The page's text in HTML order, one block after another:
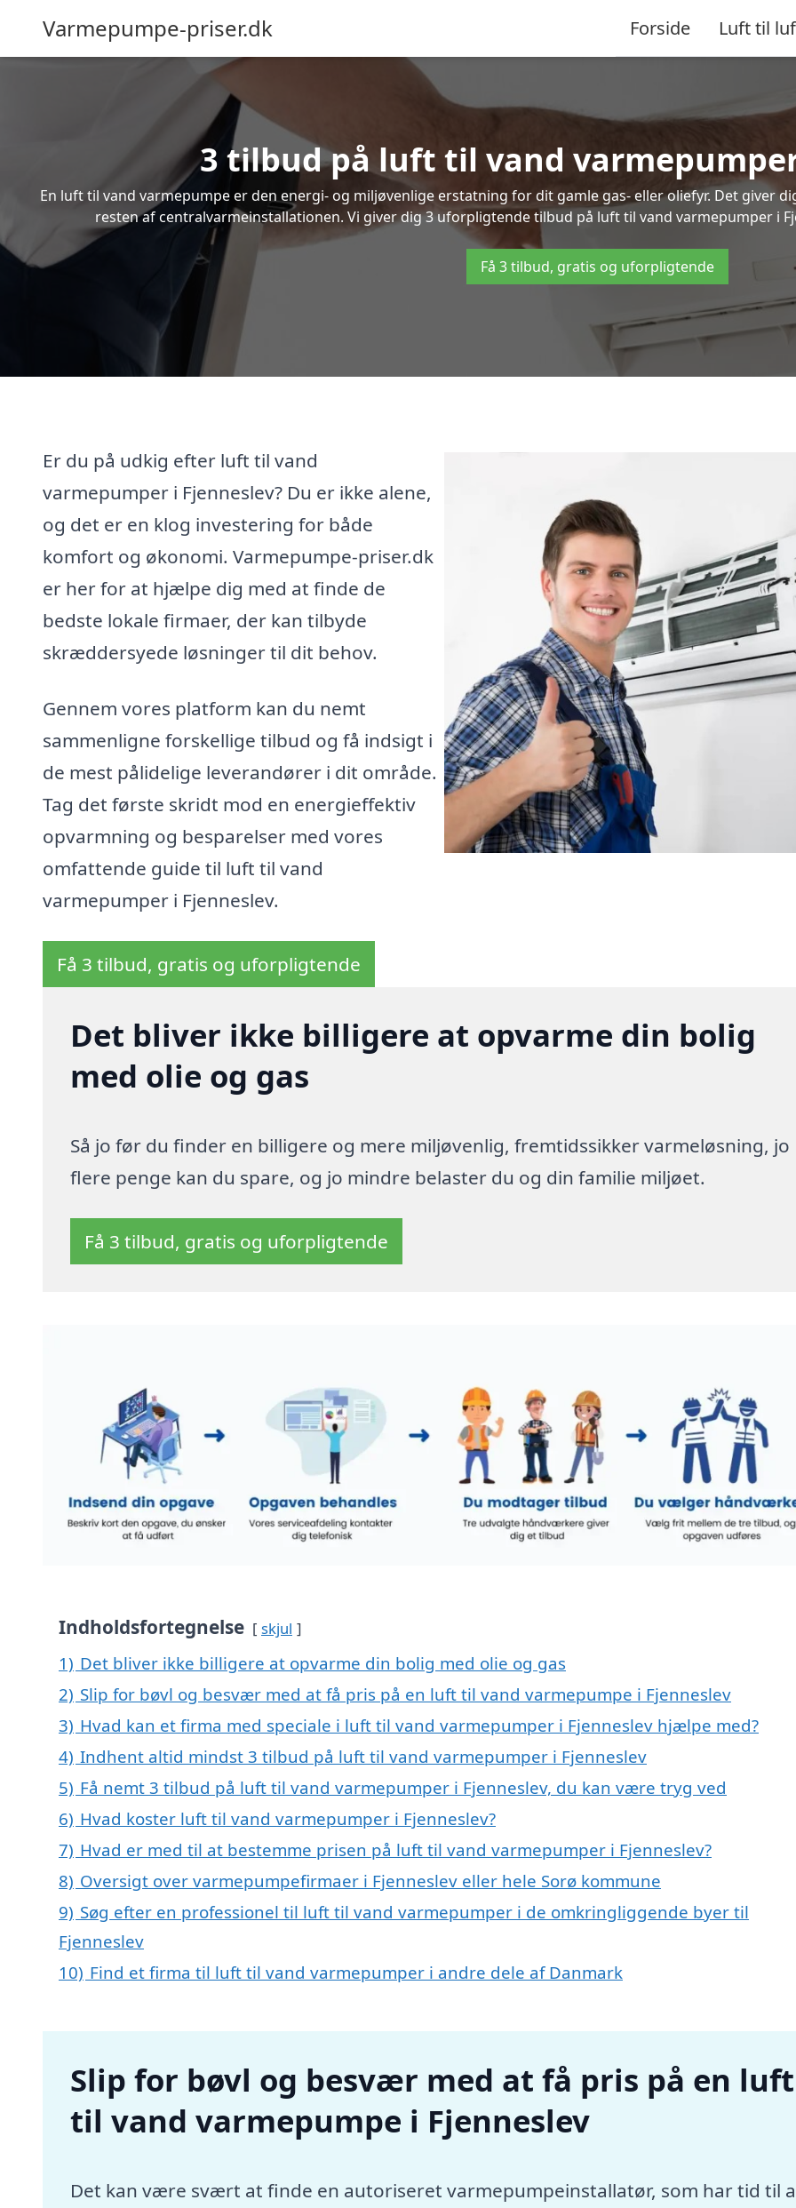
Varmepumpe-priser.dk Forside Luft til
3 tilbud på luft til vand
En luft til vand varmepumpe er den energi- og miljøvenlige erstatning for dit gamle gas- eller oliefyr. Det giver
resten af centralvarmeinstallationen. Vi giver dig 3 uforpligtende tilbud på luft til vand varmepumper i
Få 3 tilbud, gratis og uforpligtende
Er du på udkig efter luft til vand
varmepumper i Fjenneslev? Du er ikke alene,
og det er en klog investering for både
komfort og økonomi. Varmepumpe-priser.dk
er her for at hjælpe dig med at finde de
bedste lokale firmaer, der kan tilbyde
skræddersyede løsninger til dit behov.
Gennem vores platform kan du nemt
sammenligne forskellige tilbud og få indsigt i
de mest pålidelige leverandører i dit område.
Tag det første skridt mod en energieffektiv
opvarmning og besparelser med vores
omfattende guide til luft til vand
varmepumper i Fjenneslev.
Få 3 tilbud, gratis og uforpligtende
Det bliver ikke billigere at opvarme din bolig
med olie og gas
Så jo før du finder en billigere og mere miljøvenlig, fremtidssikker varmeløsning, jo
flere penge kan du spare, og jo mindre belaster du og din familie miljøet.
Få 3 tilbud, gratis og uforpligtende
Indholdsfortegnelse skjul
1) Det bliver ikke billigere at opvarme din bolig med olie og gas
2) Slip for bøvl og besvær med at få pris på en luft til vand varmepumpe i Fjenneslev
3) Hvad kan et firma med speciale i luft til vand varmepumper i Fjenneslev hjælpe med?
4) Indhent altid mindst 3 tilbud på luft til vand varmepumper i Fjenneslev
5) Få nemt 3 tilbud på luft til vand varmepumper i Fjenneslev, du kan være tryg ved
6) Hvad koster luft til vand varmepumper i Fjenneslev?
7) Hvad er med til at bestemme prisen på luft til vand varmepumper i Fjenneslev?
8) Oversigt over varmepumpefirmaer i Fjenneslev eller hele Sorø kommune
9) Søg efter en professionel til luft til vand varmepumper i de omkringliggende byer til
Fjenneslev
10) Find et firma til luft til vand varmepumper i andre dele af Danmark
Slip for bøvl og besvær med at få pris på en luft
til vand varmepumpe i Fjenneslev
Det kan være svært at finde en autoriseret varmepumpeinstallatør, som har tid til